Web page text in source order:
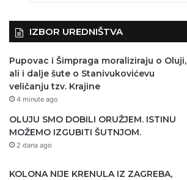
IZBOR UREDNIŠTVA
Pupovac i Šimpraga moraliziraju o Oluji,
ali i dalje šute o Stanivukovićevu
veličanju tzv. Krajine
4 minute ago
OLUJU SMO DOBILI ORUŽJEM. ISTINU
MOŽEMO IZGUBITI ŠUTNJOM.
2 dana ago
KOLONA NIJE KRENULA IZ ZAGREBA,